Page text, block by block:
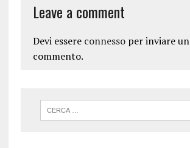
Leave a comment
Devi essere connessoper inviare un
commento.